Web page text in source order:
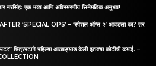
एक भव्य आणि अविस्मरणीय सिनेमॅटिक अनुभव!
‘SPECIAL OPS’ – ‘स्पेशल ऑप्स २’ आवडला का? तर
चित्रपटाने पहिल्या आठवड्याड केली इतक्या कोटींची कमाई. –